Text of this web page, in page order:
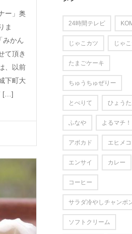
ー」奥
ま
みかん
て頂き
、以前
下町大
[…]
24時間テレビ
じゃこカツ じゃ
たまごケーキ
ちゅうちゅぜりー
とべりて ひょう
ふなや よるマチ！
アボカド エヒメ
エンサイ カレー
コーヒー
サラダ冷やしチャンポ
ソフトクリーム